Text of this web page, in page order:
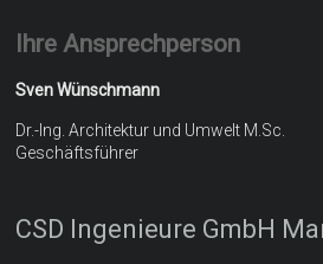
Ihre Ansprechperson
Sven Wünschmann
Dr.-Ing. Architektur und Umwelt M.Sc.
Geschäftsführer
CSD Ingenieure GmbH